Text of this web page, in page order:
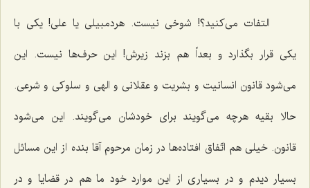
التفات می‌كنید؟! شوخی نیست. هردمبیلی یا علی! یكی با
یكی قرار بگذارد و بعداً هم بزند زیرش! این حرف‌ها نیست. این
می‌شود قانون انسانیت و بشریت و عقلانی و الهی و سلوكی و شرعی.
حالا بقیه هرچه می‌گویند برای خودشان می‌گویند. این می‌شود
قانون. خیلی هم اتّفاق افتاده‌ها در زمان مرحوم آقا بنده از این مسائل
بسیار دیدم و در بسیاری از این موارد خود ما هم در قضایا و در